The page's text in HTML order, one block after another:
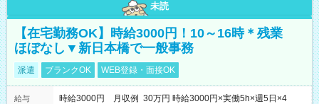
未読
【在宅勤務OK】時給3000円！10～16時＊残業
ほぼなし▼新日本橋で一般事務
派遣 ブランクOK WEB登録・面接OK
給与
時給3000円 月収例 30万円 時給3000円×実働5h×週5日×4